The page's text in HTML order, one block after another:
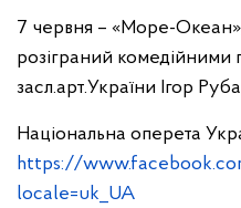
7 червня – «Море-
розіграний
засл.арт.України Ігор
Національна оперета
https://
locale=uk_UA